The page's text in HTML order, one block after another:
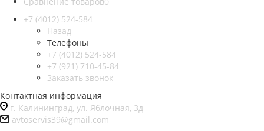
+7 (4012) 524-584
Назад
Телефоны
+7 (4012) 524-584
+7 (921) 710-45-84
Заказать звонок
Контактная информация
г. Калининград, ул. Яблочная, 3д
avtoservis39@gmail.com